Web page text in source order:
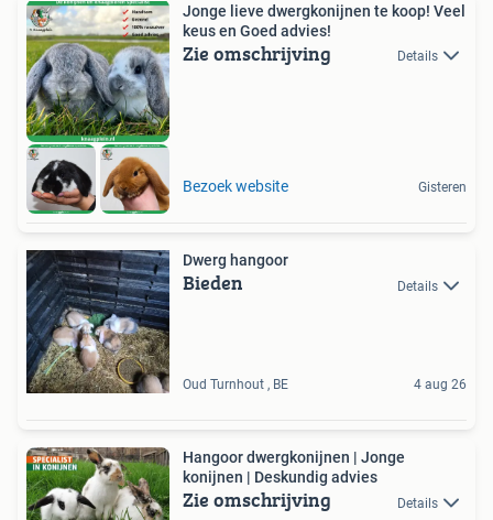
Jonge lieve dwergkonijnen te koop! Veel
keus en Goed advies!
Zie omschrijving Details
Bezoek website Gisteren
Dwerg hangoor
Bieden Details
Oud Turnhout , BE 4 aug 26
Hangoor dwergkonijnen | Jonge
konijnen | Deskundig advies
Zie omschrijving Details